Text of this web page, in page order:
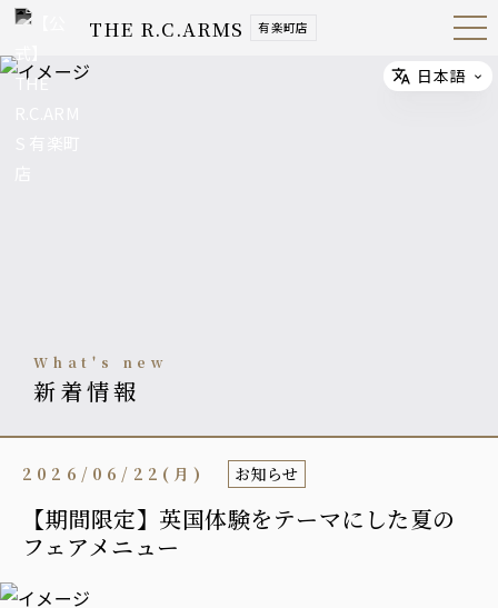
THE R.C.ARMS 有楽町店 Open
Navig
what's new
新着情報
【期間限定】英国体験をテーマにした夏の
フェアメニュー
2026/06/22(月) お知らせ
Select
日本語